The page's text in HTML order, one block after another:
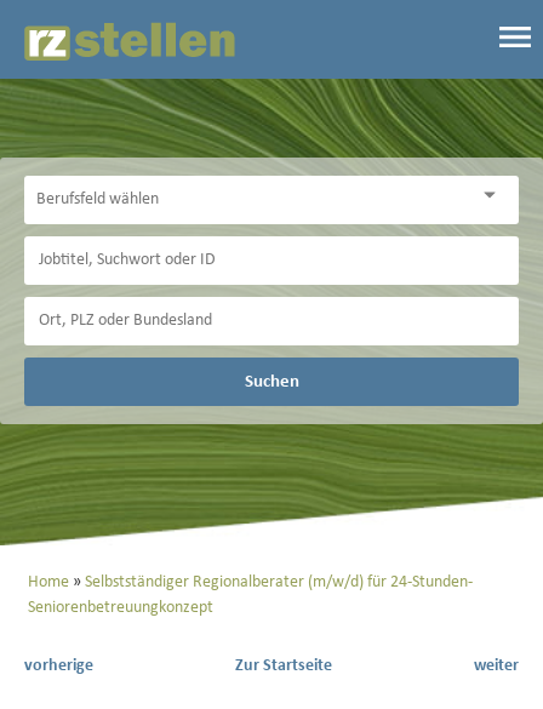
Suchen
Home
Selbstständiger Regionalberater (m/w/d) für 24-Stunden-
Seniorenbetreuungkonzept
vorherige Zur Startseite weiter